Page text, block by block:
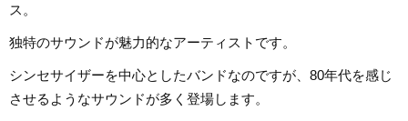
ス。
独特のサウンドが魅力的なアーティストです。
シンセサイザーを中心としたバンドなのですが、80年代を感じ
させるようなサウンドが多く登場します。